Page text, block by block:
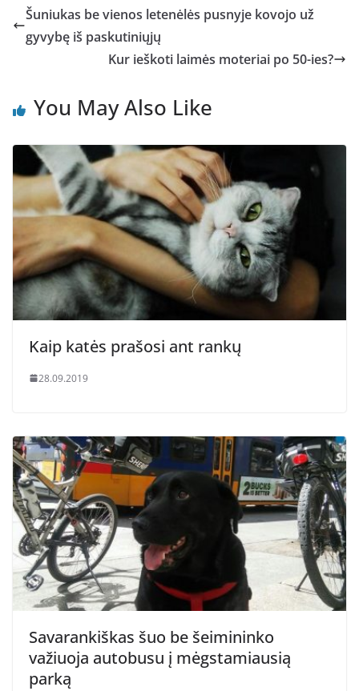
Šuniukas be vienos letenėlės pusnyje kovojo už
gyvybę iš paskutiniųjų
Kur ieškoti laimės moteriai po 50-ies?
You May Also Like
Kaip katės prašosi ant rankų
28.09.2019
Savarankiškas šuo be šeimininko
važiuoja autobusu į mėgstamiausią
parką